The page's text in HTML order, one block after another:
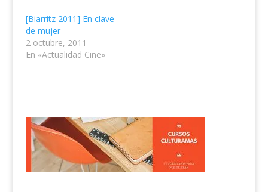
[Biarritz 2011] En clave
de mujer
2 octubre, 2011
En «Actualidad Cine»